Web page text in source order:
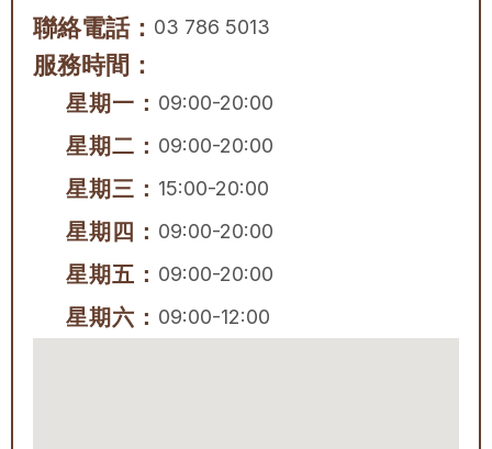
聯絡電話： 03 786 5013
服務時間：
星期一： 09:00-20:00
星期二： 09:00-20:00
星期三： 15:00-20:00
星期四： 09:00-20:00
星期五： 09:00-20:00
星期六： 09:00-12:00